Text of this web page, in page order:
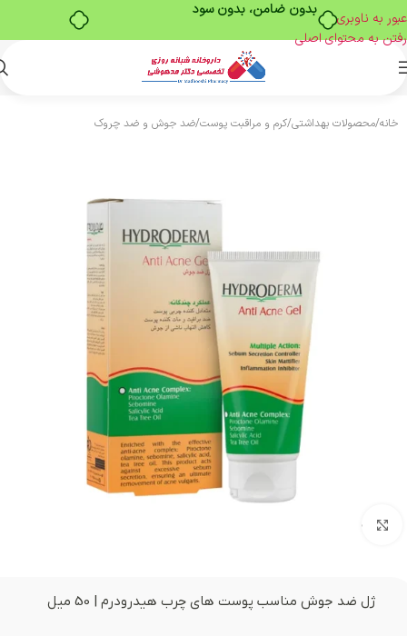
بدون ضامن، بدون سود
عبور به ناوبری
رفتن به محتوای اصلی
خانه/محصولات بهداشتی/کرم و مراقبت پوست/ضد جوش و ضد چروک
بزرگنمایی تصویر
ژل ضد جوش مناسب پوست های چرب هیدرودرم | 50 میل